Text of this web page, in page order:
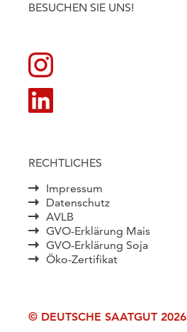
BESUCHEN SIE UNS!
RECHTLICHES
Impressum
Datenschutz
AVLB
GVO-Erklärung Mais
GVO-Erklärung Soja
Öko-Zertifikat
© DEUTSCHE SAATGUT 2026